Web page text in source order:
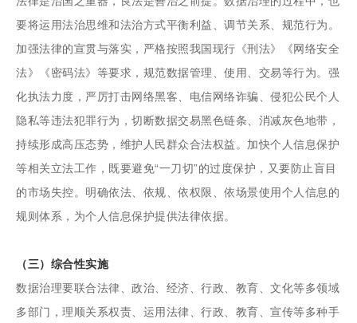
要将运用法治思维和法治方式平衡利益、调节关系、规范行为。
加强法律的宣贯与落实，严格按照我国现行《刑法》《网络安全
法》《密码法》等要求，规范数据管理、使用、交易等行为。强
化执法力度，严厉打击网络黑客、电信网络诈骗、侵犯公民个人
隐私等违法犯罪行为，切断数据交易黑色链条、消减灰色地带，
持续形成高压态势，维护人民群众合法权益。加快个人信息保护
等相关立法工作，既要避免“一刀切”的过度保护，又要防止盲目
的市场失控。明确依法、依规、依权限、依场景使用个人信息的
规则体系，为个人信息保护提供法律依据。
（三）综合性实施
数据治理要联合法律、政治、经济、行政、教育、文化等多领域
多部门，理顺关系权责、运用法律、行政、教育、宣传等多种手